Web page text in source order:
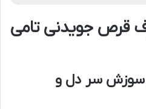
قرص جویدنی تامی
سوزش سر دل و